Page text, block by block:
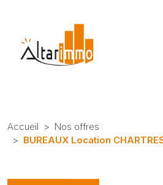
Accueil
Nos offres
BUREAUX Location